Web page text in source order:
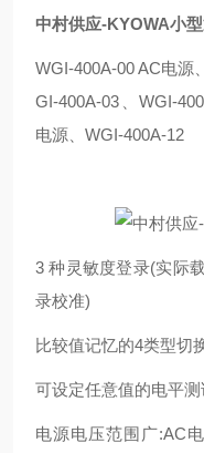
中村供应-KYOWA小
WGI-400A-00 AC电源
GI-400A-03、WGI-
电源、WGI-400A-12
3 种灵敏度登录(实际
录校准)
比较值记忆的4类型切
可设定任意值的电平
电源电压范围广:AC